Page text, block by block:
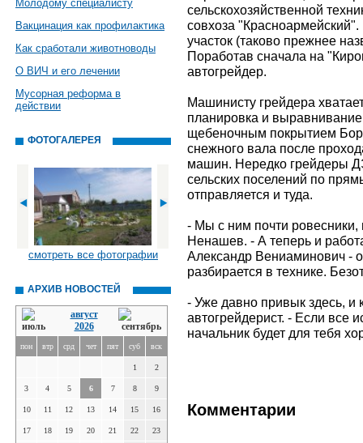
Молодому специалисту
Вакцинация как профилактика
Как сработали животноводы
О ВИЧ и его лечении
Мусорная реформа в
действии
ФОТОГАЛЕРЕЯ
смотреть все фотографии
АРХИВ НОВОСТЕЙ
август
2026
пон втр срд чет пят суб вск
1 2
3 4 5 6 7 8 9
10 11 12 13 14 15 16
17 18 19 20 21 22 23
сельскохозяйственной
совхоза
участок (таково прежнее
Поработав сначала на
автогрейдер.
Машинисту грейдера
планировка и выравнивание
щебеночным покрытием
снежного вала после
машин. Нередко грейдеры
сельских поселений по
отправляется и туда.
- Мы с ним почти ровесники,
Ненашев. - А теперь и
Александр Вениаминович -
разбирается в технике.
- Уже давно привык здесь, и
автогрейдерист. - Если все
начальник будет для тебя
Комментарии